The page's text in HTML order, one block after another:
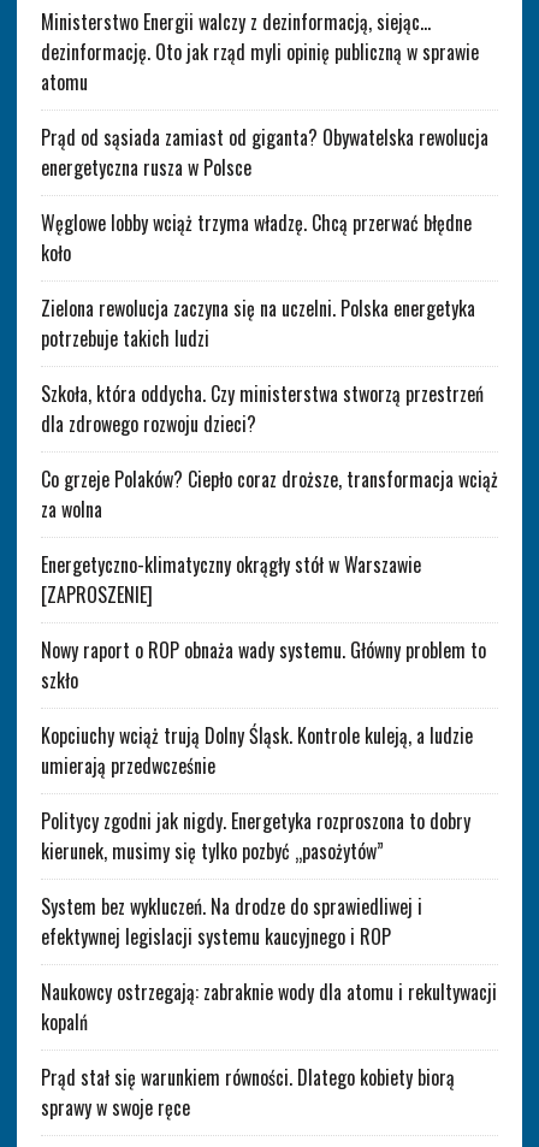
Ministerstwo Energii walczy z dezinformacją, siejąc…
dezinformację. Oto jak rząd myli opinię publiczną w sprawie
atomu
Prąd od sąsiada zamiast od giganta? Obywatelska rewolucja
energetyczna rusza w Polsce
Węglowe lobby wciąż trzyma władzę. Chcą przerwać błędne
koło
Zielona rewolucja zaczyna się na uczelni. Polska energetyka
potrzebuje takich ludzi
Szkoła, która oddycha. Czy ministerstwa stworzą przestrzeń
dla zdrowego rozwoju dzieci?
Co grzeje Polaków? Ciepło coraz droższe, transformacja wciąż
za wolna
Energetyczno-klimatyczny okrągły stół w Warszawie
[ZAPROSZENIE]
Nowy raport o ROP obnaża wady systemu. Główny problem to
szkło
Kopciuchy wciąż trują Dolny Śląsk. Kontrole kuleją, a ludzie
umierają przedwcześnie
Politycy zgodni jak nigdy. Energetyka rozproszona to dobry
kierunek, musimy się tylko pozbyć „pasożytów”
System bez wykluczeń. Na drodze do sprawiedliwej i
efektywnej legislacji systemu kaucyjnego i ROP
Naukowcy ostrzegają: zabraknie wody dla atomu i rekultywacji
kopalń
Prąd stał się warunkiem równości. Dlatego kobiety biorą
sprawy w swoje ręce